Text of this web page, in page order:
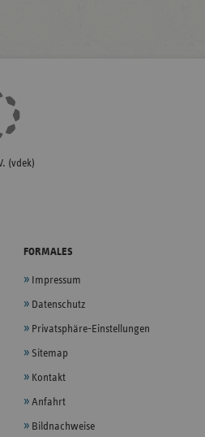
(vdek)
FORMALES
Impressum
Datenschutz
Privatsphäre-Einstellungen
Sitemap
Kontakt
Anfahrt
Bildnachweise